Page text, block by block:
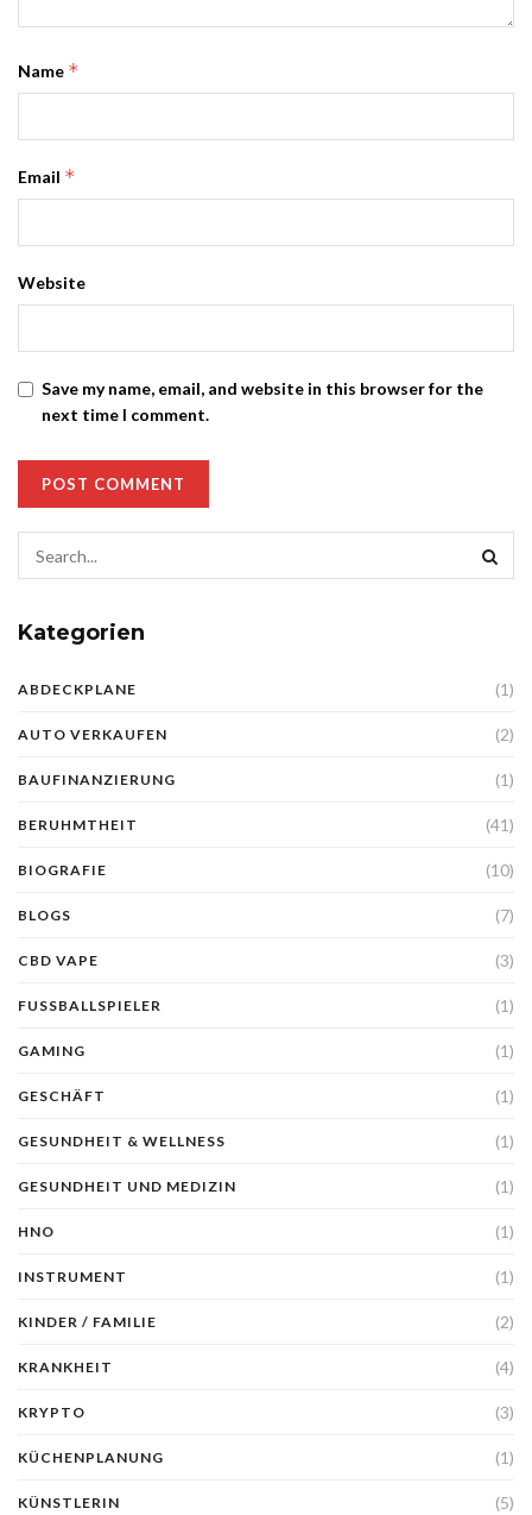
Name *
Email *
Website
Save my name, email, and website in this browser for the
next time I comment.
Kategorien
ABDECKPLANE (1)
AUTO VERKAUFEN (2)
BAUFINANZIERUNG (1)
BERUHMTHEIT (41)
BIOGRAFIE (10)
BLOGS (7)
CBD VAPE (3)
FUSSBALLSPIELER (1)
GAMING (1)
GESCHÄFT (1)
GESUNDHEIT & WELLNESS (1)
GESUNDHEIT UND MEDIZIN (1)
HNO (1)
INSTRUMENT (1)
KINDER / FAMILIE (2)
KRANKHEIT (4)
KRYPTO (3)
KÜCHENPLANUNG (1)
KÜNSTLERIN (5)